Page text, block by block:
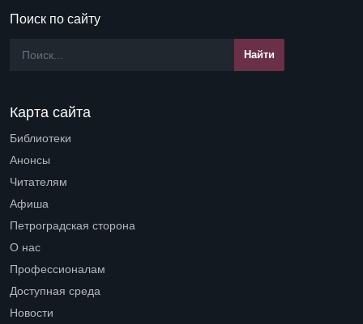
Поиск по сайту
Карта сайта
Библиотеки
Анонсы
Читателям
Афиша
Петроградская сторона
О нас
Профессионалам
Доступная среда
Новости